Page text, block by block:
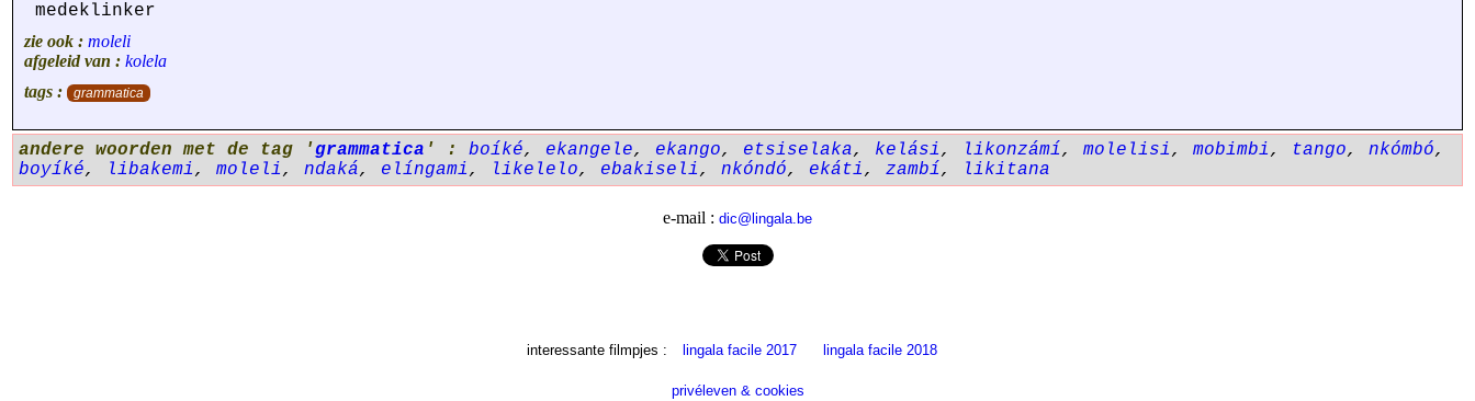
medeklinker
zie ook : moleli
afgeleid van : kolela
tags :
grammatica
andere woorden met de tag 'grammatica ' : boíké, ekangele, ekango, etsiselaka, kelási, likonzámí, molelisi, mobimbi, tango, nkómbó,
boyíké, libakemi, moleli, ndaká, elíngami, likelelo, ebakiseli, nkóndó, ekáti, zambí, likitana
e-mail : dic@lingala.be
interessante filmpjes : lingala facile 2017 lingala facile 2018
privéleven & cookies